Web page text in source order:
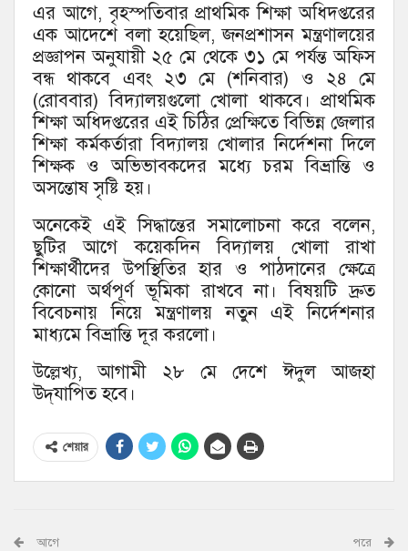
এর আগে, বৃহস্পতিবার প্রাথমিক শিক্ষা অধিদপ্তরের
এক আদেশে বলা হয়েছিল, জনপ্রশাসন মন্ত্রণালয়ের
প্রজ্ঞাপন অনুযায়ী ২৫ মে থেকে ৩১ মে পর্যন্ত অফিস
বন্ধ থাকবে এবং ২৩ মে (শনিবার) ও ২৪ মে
(রোববার) বিদ্যালয়গুলো খোলা থাকবে। প্রাথমিক
শিক্ষা অধিদপ্তরের এই চিঠির প্রেক্ষিতে বিভিন্ন জেলার
শিক্ষা কর্মকর্তারা বিদ্যালয় খোলার নির্দেশনা দিলে
শিক্ষক ও অভিভাবকদের মধ্যে চরম বিভ্রান্তি ও
অসন্তোষ সৃষ্টি হয়।
অনেকেই এই সিদ্ধান্তের সমালোচনা করে বলেন,
ছুটির আগে কয়েকদিন বিদ্যালয় খোলা রাখা
শিক্ষার্থীদের উপস্থিতির হার ও পাঠদানের ক্ষেত্রে
কোনো অর্থপূর্ণ ভূমিকা রাখবে না। বিষয়টি দ্রুত
বিবেচনায় নিয়ে মন্ত্রণালয় নতুন এই নির্দেশনার
মাধ্যমে বিভ্রান্তি দূর করলো।
উল্লেখ্য, আগামী ২৮ মে দেশে ঈদুল আজহা
উদ্‌যাপিত হবে।
শেয়ার
আগে পরে